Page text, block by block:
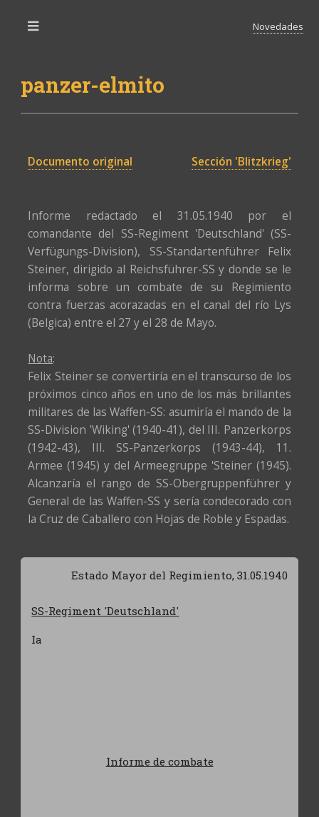
panzer-elmito
Novedades
Documento original Sección 'Blitzkrieg'
Informe redactado el 31.05.1940 por el
comandante del SS-Regiment 'Deutschland' (SS-
Verfügungs-Division), SS-Standartenführer Felix
Steiner, dirigido al Reichsführer-SS y donde se le
informa sobre un combate de su Regimiento
contra fuerzas acorazadas en el canal del río Lys
(Belgica) entre el 27 y el 28 de Mayo.
Nota:
Felix Steiner se convertiría en el transcurso de los
próximos cinco años en uno de los más brillantes
militares de las Waffen-SS: asumiría el mando de la
SS-Division 'Wiking' (1940-41), del III. Panzerkorps
(1942-43), III. SS-Panzerkorps (1943-44), 11.
Armee (1945) y del Armeegruppe 'Steiner (1945).
Alcanzaría el rango de SS-Obergruppenführer y
General de las Waffen-SS y sería condecorado con
la Cruz de Caballero con Hojas de Roble y Espadas.
Estado Mayor del Regimiento, 31.05.1940
SS-Regiment 'Deutschland'
Ia
Informe de combate